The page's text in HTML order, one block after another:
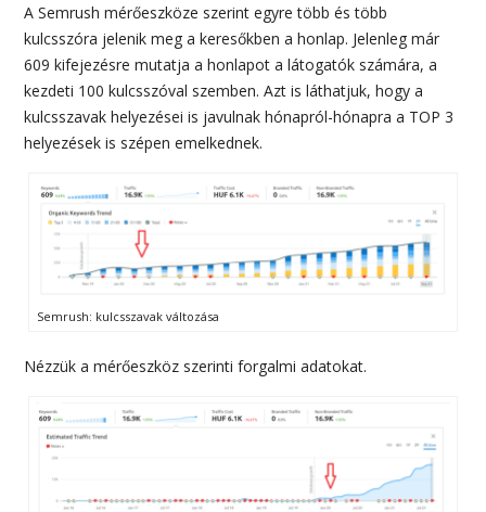
A Semrush mérőeszköze szerint egyre több és több
kulcsszóra jelenik meg a keresőkben a honlap. Jelenleg már
609 kifejezésre mutatja a honlapot a látogatók számára, a
kezdeti 100 kulcsszóval szemben. Azt is láthatjuk, hogy a
kulcsszavak helyezései is javulnak hónapról-hónapra a TOP 3
helyezések is szépen emelkednek.
Semrush: kulcsszavak változása
Nézzük a mérőeszköz szerinti forgalmi adatokat.